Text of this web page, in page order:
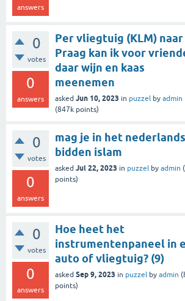
answers
0
votes
0
answers
Per vliegtuig (KLM) naar
Praag kan ik voor
daar wijn en kaas
meenemen
asked Jun 10, 2023 in puzzel by admin
(847k points)
0
votes
0
answers
mag je in het nederlands
bidden islam
asked Jul 22, 2023 in puzzel by admin (
points)
0
votes
0
answers
Hoe heet het
instrumentenpaneel in
auto of vliegtuig? (9)
asked Sep 9, 2023 in puzzel by admin (
points)